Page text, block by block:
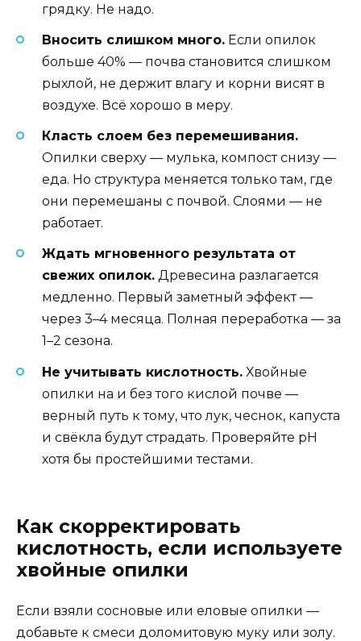
грядку. Не надо.
Вносить слишком много. Если опилок
больше 40% — почва становится слишком
рыхлой, не держит влагу и корни висят в
воздухе. Всё хорошо в меру.
Класть слоем без перемешивания.
Опилки сверху — мулька, компост снизу —
еда. Но структура меняется только там, где
они перемешаны с почвой. Слоями — не
работает.
Ждать мгновенного результата от
свежих опилок. Древесина разлагается
медленно. Первый заметный эффект —
через 3–4 месяца. Полная переработка — за
1–2 сезона.
Не учитывать кислотность. Хвойные
опилки на и без того кислой почве —
верный путь к тому, что лук, чеснок, капуста
и свёкла будут страдать. Проверяйте pH
хотя бы простейшими тестами.
Как скорректировать
кислотность, если используете
хвойные опилки
Если взяли сосновые или еловые опилки —
добавьте к смеси доломитовую муку или золу.